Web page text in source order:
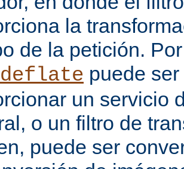
la
de la petición.
puede
un servicio
o un filtro de
puede ser